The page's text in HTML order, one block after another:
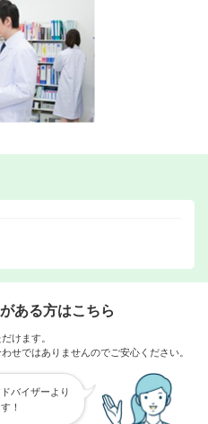
ある方はこちら
けます。
せではありませんのでご安心ください。
バイザーより
！